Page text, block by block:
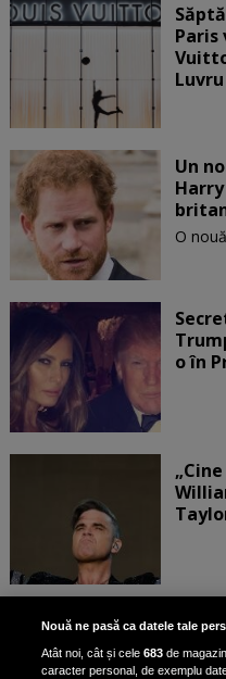
Paris
Luvru
Un
O
o în
Iron
de
Nouă ne pasă ca datele tale
Atât noi, cât și cele683 de
caracter personal, de exemplu